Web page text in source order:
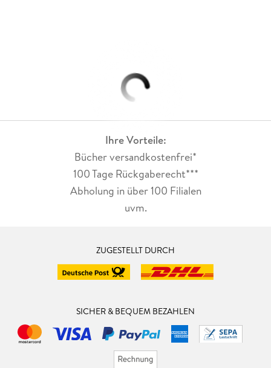
Ihre Vorteile:
Bücher versandkostenfrei*
100 Tage Rückgaberecht***
Abholung in über 100 Filialen
uvm.
ZUGESTELLT DURCH
SICHER & BEQUEM BEZAHLEN